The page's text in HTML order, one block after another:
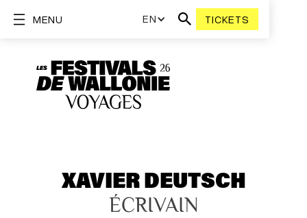
EN TICKETS
MENU
XAVIER DEUTSCH
ÉCRIVAIN